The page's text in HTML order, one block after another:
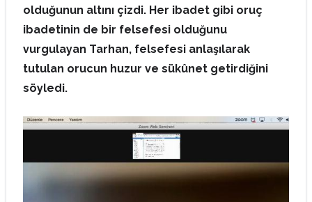
olduğunun altını çizdi. Her ibadet gibi oruç
ibadetinin de bir felsefesi olduğunu
vurgulayan Tarhan, felsefesi anlaşılarak
tutulan orucun huzur ve sükûnet getirdiğini
söyledi.